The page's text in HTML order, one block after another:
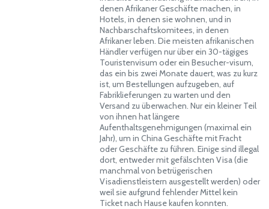
denen Afrikaner Geschäfte machen, in
Hotels, in denen sie wohnen, und in
Nachbarschaftskomitees, in denen
Afrikaner leben. Die meisten afrikanischen
Händler verfügen nur über ein 30-tägiges
Touristenvisum oder ein Besucher-visum,
das ein bis zwei Monate dauert, was zu kurz
ist, um Bestellungen aufzugeben, auf
Fabriklieferungen zu warten und den
Versand zu überwachen. Nur ein kleiner Teil
von ihnen hat längere
Aufenthaltsgenehmigungen (maximal ein
Jahr), um in China Geschäfte mit Fracht
oder Geschäfte zu führen. Einige sind illegal
dort, entweder mit gefälschten Visa (die
manchmal von betrügerischen
Visadienstleistern ausgestellt werden) oder
weil sie aufgrund fehlender Mittel kein
Ticket nach Hause kaufen konnten.